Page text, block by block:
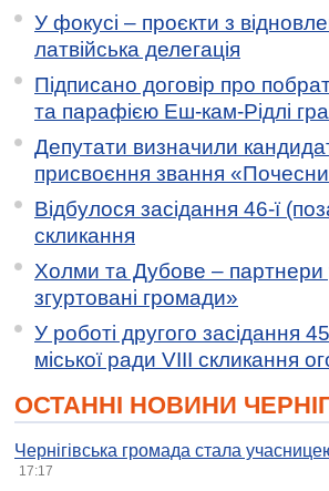
У фокусі – проєкти з
латвійська делегація
Підписано договір про
та парафією Еш-кам-Рідлі
Депутати визначили
присвоєння звання
Відбулося засідання 46-ї
скликання
Холми та Дубове – партнери
згуртовані громади»
У роботі другого засідання
міської ради VIII скликання
ОСТАННІ НОВИНИ
Чернігівська громада стала
17:17